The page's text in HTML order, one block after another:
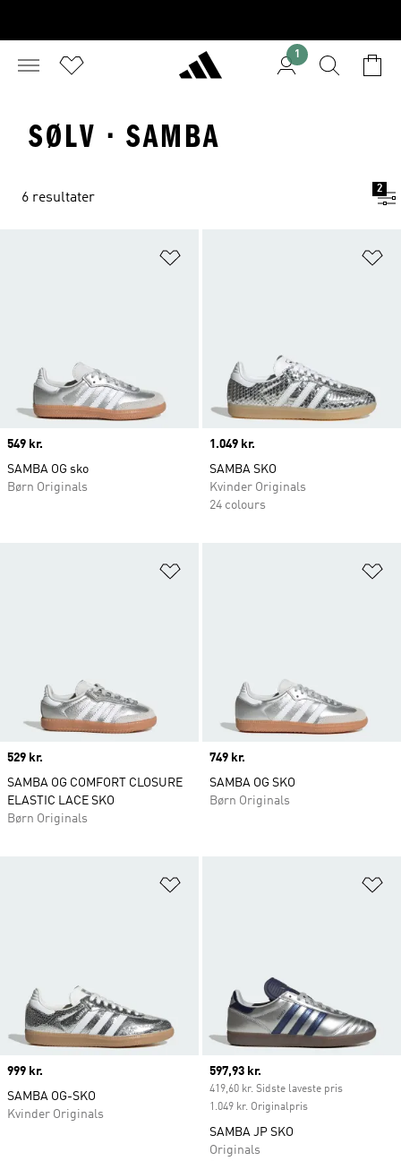
1
SØLV · SAMBA
6 resultater
2
Price
549 kr.
SAMBA OG sko
Børn Originals
Price
1.049 kr.
SAMBA SKO
Kvinder Originals
24 colours
Price
529 kr.
SAMBA OG COMFORT CLOSURE
ELASTIC LACE SKO
Børn Originals
Price
749 kr.
SAMBA OG SKO
Børn Originals
Price
999 kr.
SAMBA OG-SKO
Kvinder Originals
Current price
597,93 kr.
419,60 kr. Sidste laveste pris
1.049 kr. Originalpris
SAMBA JP SKO
Originals